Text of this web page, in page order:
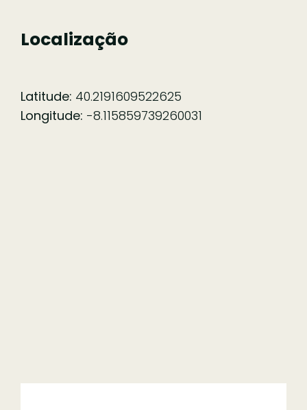
Localização
Latitude: 40.2191609522625
Longitude: -8.115859739260031